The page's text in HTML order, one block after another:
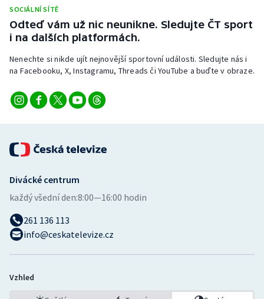
SOCIÁLNÍ SÍTĚ
Odteď vám už nic neunikne. Sledujte ČT sport
i na dalších platformách.
Nenechte si nikde ujít nejnovější sportovní události. Sledujte nás i
na Facebooku, X, Instagramu, Threads či YouTube a buďte v obraze.
Divácké centrum
každý všední den:8:00—16:00 hodin
261 136 113
info@ceskatelevize.cz
Vzhled